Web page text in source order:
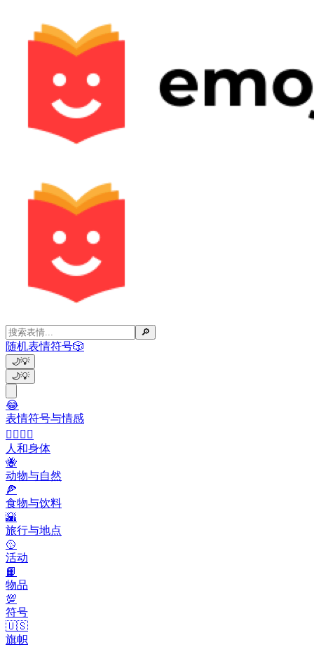
🔎
随机表情符号🎲
🌙💡
🌙💡
😂
表情符号与情感
👩‍❤️‍💋‍👨
人和身体
🐝
动物与自然
🍕
食物与饮料
🌇
旅行与地点
🥎
活动
📙
物品
💯
符号
🇺🇸
旗帜